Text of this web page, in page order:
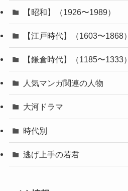
【昭和】（1926〜1989）
【江戸時代】（1603〜1868）
【鎌倉時代】（1185〜1333）
人気マンガ関連の人物
大河ドラマ
時代別
逃げ上手の若君